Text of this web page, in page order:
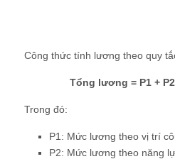
Công thức tính lương theo quy
Tổng lương = P1 +
Trong đó:
P1: Mức lương theo vị trí
P2: Mức lương theo năng